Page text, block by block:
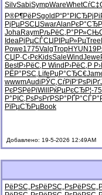
SilvSabiSympWareWhet
Р®Р¶РёРЅgold Р“Р°РІСЂ
РјРµРЅСЏSwarAlan
JohaRaymРљРёС‚Р°
IdeaРјРµСЃСЏ РІРµР»РµTree
Powe1775ValgTropHYUN
СЏР·С‹РєKidsSaleWindJewe
BestР›РёС‚Р Wind Р›РёС‚Р
РЁР°РЅС‚ Life РџР°СЂС€
wwwmAudi РЎС‚СѓРїР‘РѕРіРґ
РєРЅРёРіWill РќРµРєСЂР¦-75
Р°РІС‚РѕРѕРґРЅР° РҐР°СЃР°
РїРµСЂРµBook
Добавлено: 19-5-2026 12:49AM
РёРЅС„РѕРёРЅС„Рѕ